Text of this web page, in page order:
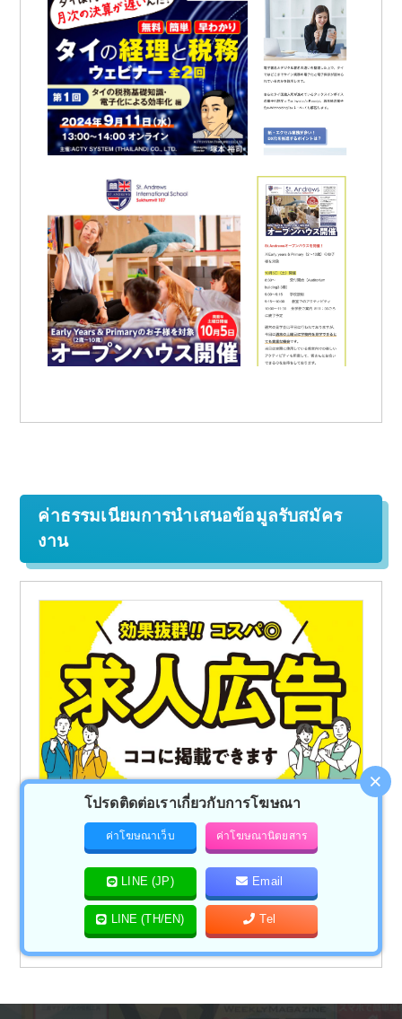
×
โปรดติดต่อเราเกี่ยวกับการโฆษณา
ค่าโฆษณาเว็บ ค่าโฆษณานิตยสาร
LINE (JP)
LINE (TH/EN)
Email
Tel
ค่าธรรมเนียมการนำเสนอข้อมูลรับสมัคร
งาน
ลงโฆษณาการรับสมัครงานบน WiSE Digital!
สำหรับผู้รับผิดชอบบริษัทที่ต้องการจ้างชาวญี่ปุ่นใน
ประเทศไทย!
สามารถประชาสัมพันธ์ข้อมูลสู่กลุ่มผู้หางานผ่าน “Official
LINE ของ WiSE” ที่มีผู้ติดตามกว่า 20,000 คนได้!